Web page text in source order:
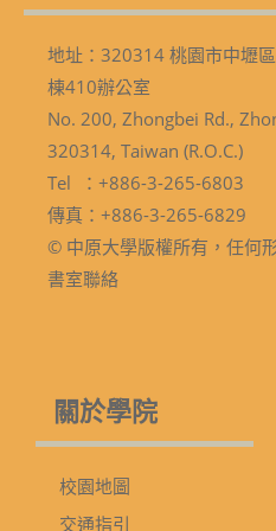
地址：320314 桃園市中壢
棟410辦公室
No. 200, Zhongbei Rd.,
320314, Taiwan (R.O.C.)
Tel ：+886-3-265-6803
傳真：+886-3-265-6829
© 中原大學版權所有，任何
書室聯絡
關於學院
校園地圖
交通指引